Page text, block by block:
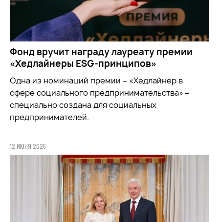
Фонд вручит награду лауреату премии
«Хедлайнеры ESG-принципов»
Одна из номинаций премии – «Хедлайнер в
сфере социального предпринимательства» –
специально создана для социальных
предпринимателей.
12 ИЮНЯ 2026